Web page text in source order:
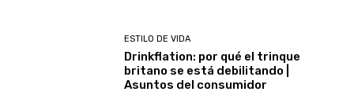
ESTILO DE VIDA
Drinkflation: por qué el trinque
britano se está debilitando |
Asuntos del consumidor